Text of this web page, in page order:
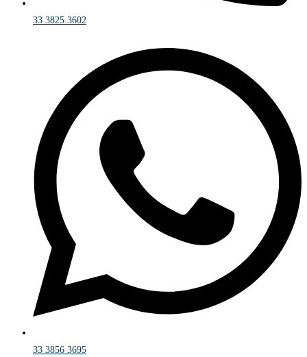
33 3825 3602
33 3856 3695